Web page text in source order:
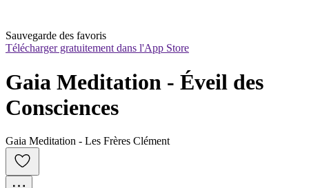
Sauvegarde des favoris
Télécharger gratuitement dans l'App Store
Gaia Meditation - Éveil des
Consciences
Gaia Meditation - Les Frères Clément